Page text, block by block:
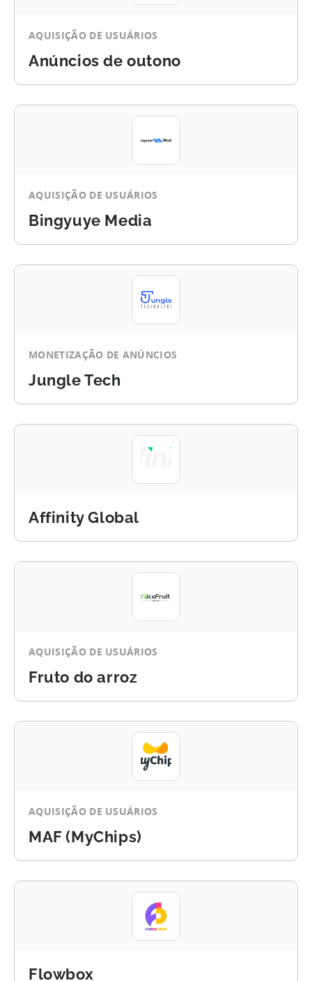
AQUISIÇÃO DE USUÁRIOS
Anúncios de outono
AQUISIÇÃO DE USUÁRIOS
Bingyuye Media
MONETIZAÇÃO DE ANÚNCIOS
Jungle Tech
Affinity Global
AQUISIÇÃO DE USUÁRIOS
Fruto do arroz
AQUISIÇÃO DE USUÁRIOS
MAF (MyChips)
Flowbox